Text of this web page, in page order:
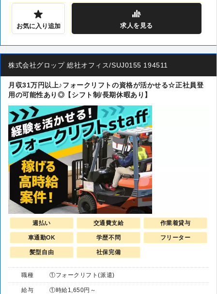
お気に入り追加 求人 を見る
株式会社グロップ 総社オフィス/SUJ0155 194511
月収31万円以上♪フォークリフトの資格が活かせる☆正社員登
用の可能性あり◎【シフト制/長期休暇あり】
週払い 交通費支給 作業着貸与
車通勤OK 学歴不問 フリーター
髪型自由 社保完備
職種 ①フォークリフト(派遣)
給与 ①時給1,650円～